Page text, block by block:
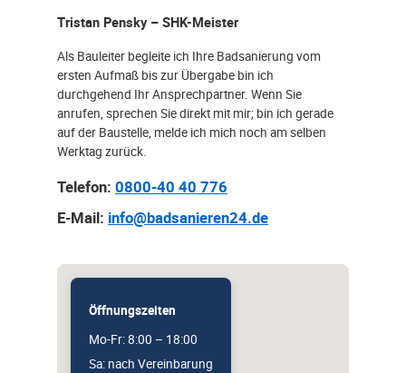
Tristan Pensky – SHK-Meister
Als Bauleiter begleite ich Ihre Badsanierung vom
ersten Aufmaß bis zur Übergabe bin ich
durchgehend Ihr Ansprechpartner. Wenn Sie
anrufen, sprechen Sie direkt mit mir; bin ich gerade
auf der Baustelle, melde ich mich noch am selben
Werktag zurück.
Telefon: 0800-40 40 776
E-Mail: info@badsanieren24.de
Öffnungszeiten
Mo-Fr: 8:00 – 18:00
Sa: nach Vereinbarung